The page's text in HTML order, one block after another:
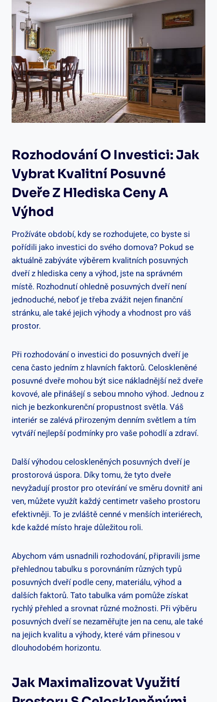
Rozhodování O Investici: Jak
Vybrat Kvalitní Posuvné
Dveře Z Hlediska Ceny A
Výhod
Prožíváte období, kdy se rozhodujete, co byste si
pořídili jako investici do svého domova? Pokud se
aktuálně zabýváte výběrem kvalitních posuvných
dveří z hlediska ceny a výhod, jste na správném
místě. Rozhodnutí ohledně posuvných dveří není
jednoduché, neboť je třeba zvážit nejen finanční
stránku, ale také jejich výhody a vhodnost pro váš
prostor.
Při rozhodování o investici do posuvných dveří je
cena často jedním z hlavních faktorů. Celoskleněné
posuvné dveře mohou být sice nákladnější než dveře
kovové, ale přinášejí s sebou mnoho výhod. Jednou z
nich je bezkonkurenční propustnost světla. Váš
interiér se zalévá přirozeným denním světlem a tím
vytváří nejlepší podmínky pro vaše pohodlí a zdraví.
Další výhodou celoskleněných posuvných dveří je
prostorová úspora. Díky tomu, že tyto dveře
nevyžadují prostor pro otevírání ve směru dovnitř ani
ven, můžete využít každý centimetr vašeho prostoru
efektivněji. To je zvláště cenné v menších interiérech,
kde každé místo hraje důležitou roli.
Abychom vám usnadnili rozhodování, připravili jsme
přehlednou tabulku s porovnáním různých typů
posuvných dveří podle ceny, materiálu, výhod a
dalších faktorů. Tato tabulka vám pomůže získat
rychlý přehled a srovnat různé možnosti. Při výběru
posuvných dveří se nezaměřujte jen na cenu, ale také
na jejich kvalitu a výhody, které vám přinesou v
dlouhodobém horizontu.
Jak Maximalizovat Využití